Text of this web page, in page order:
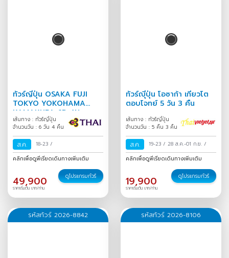
ทัวร์ญี่ปุ่น OSAKA FUJI
TOKYO YOKOHAMA
KAMAKURA 6D 4N
เส้นทาง : ทัวร์ญี่ปุ่น
จำนวนวัน : 6 วัน 4 คืน
ส.ค. 18-23 /
คลิกเพื่อดูพีเรียดเดินทางเพิ่มเติม
49,900
ราคาเริ่มต้น บาท/ท่าน
ดูโปรแกรมทัวร์
ทัวร์ญุี่ปุ่น โอซาก้า เกียวโต
ตอบโจทย์ 5 วัน 3 คืน
เส้นทาง : ทัวร์ญี่ปุ่น
จำนวนวัน : 5 คืน 3 คืน
ส.ค. 19-23 / 28 ส.ค.-01 ก.ย. /
คลิกเพื่อดูพีเรียดเดินทางเพิ่มเติม
19,900
ราคาเริ่มต้น บาท/ท่าน
ดูโปรแกรมทัวร์
รหัสทัวร์ 2026-8842 รหัสทัวร์ 2026-8106